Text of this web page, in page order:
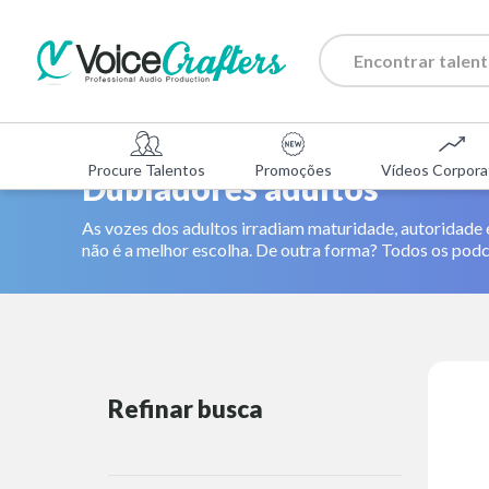
Procure Talentos Promoções Vídeos
Dubladores adultos
As vozes dos adultos irradiam maturidade, autoridade
não é a melhor escolha. De outra forma? Todos os
Refinar busca